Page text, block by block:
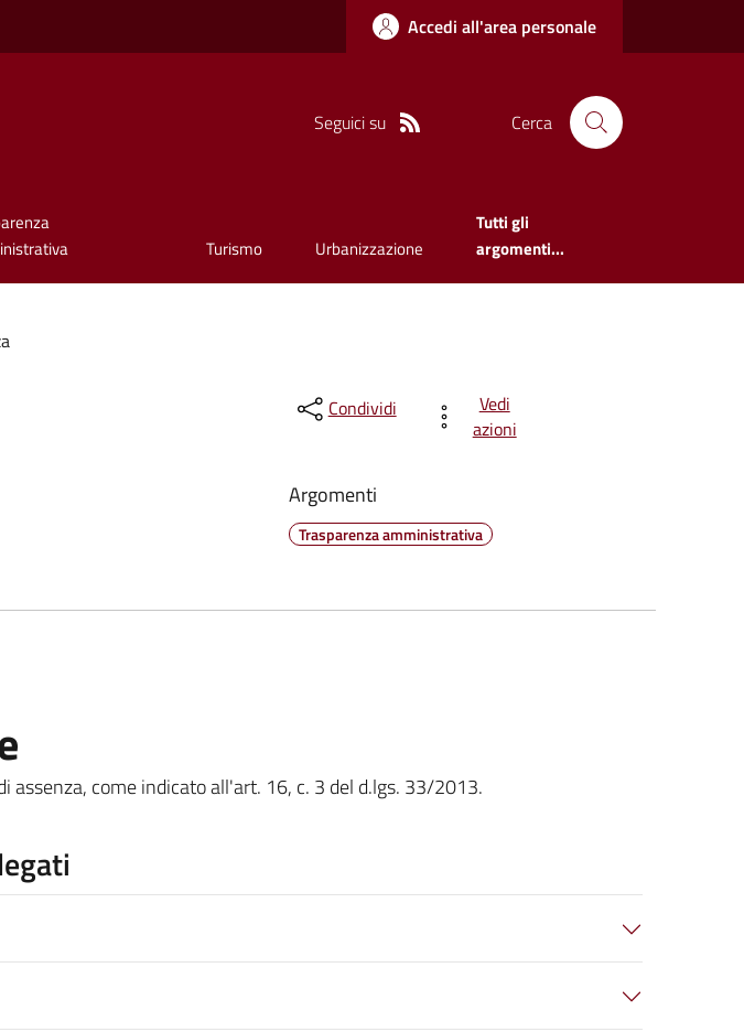
Accedi all'area personale
Seguici su Cerca
Turismo Urbanizzazione
Tutti gli
argomenti...
Condividi
Vedi
azioni
Argomenti
Trasparenza amministrativa
assenza, come indicato all'art. 16, c. 3 del d.lgs. 33/2013.